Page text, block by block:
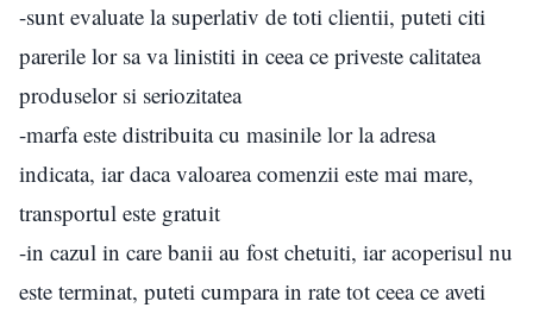
-sunt evaluate la superlativ de toti clientii, puteti citi
parerile lor sa va linistiti in ceea ce priveste calitatea
produselor si seriozitatea
-marfa este distribuita cu masinile lor la adresa
indicata, iar daca valoarea comenzii este mai mare,
transportul este gratuit
-in cazul in care banii au fost chetuiti, iar acoperisul nu
este terminat, puteti cumpara in rate tot ceea ce aveti